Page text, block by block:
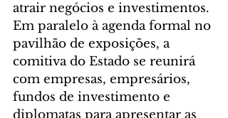
atrair negócios e investimentos.
Em paralelo à agenda formal no
pavilhão de exposições, a
comitiva do Estado se reunirá
com empresas, empresários,
fundos de investimento e